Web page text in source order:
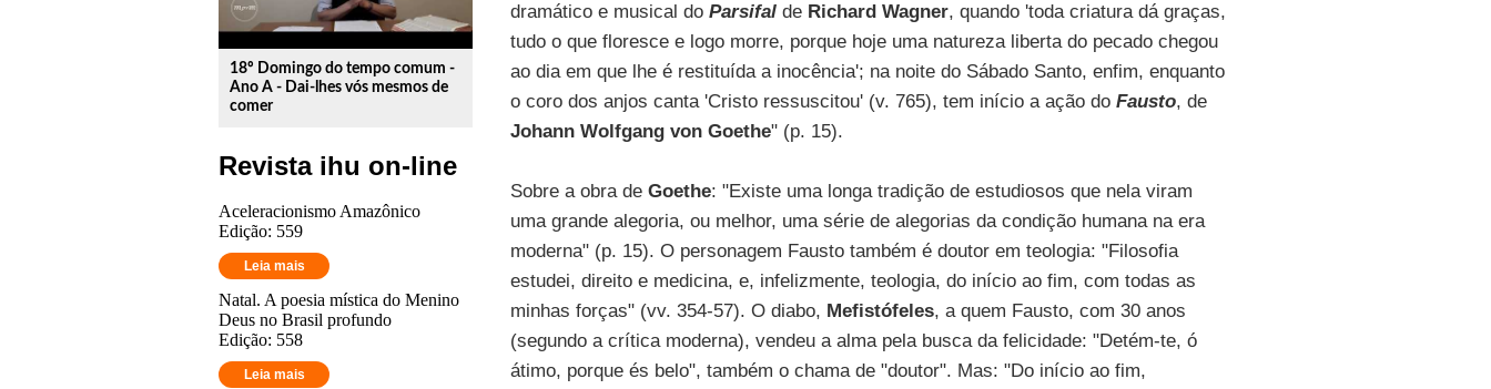
18º Domingo do tempo comum -
Ano A - Dai-lhes vós mesmos de
comer
Revista ihu on-line
Aceleracionismo Amazônico
Edição: 559
Leia mais
Natal. A poesia mística do Menino
Deus no Brasil profundo
Edição: 558
Leia mais
dramático e musical do Parsifalde Richard Wagner, quando 'toda criatura dá graças,
tudo o que floresce e logo morre, porque hoje uma natureza liberta do pecado chegou
ao dia em que lhe é restituída a inocência'; na noite do Sábado Santo, enfim, enquanto
o coro dos anjos canta 'Cristo ressuscitou' (v. 765), tem início a ação do Fausto, de
Johann Wolfgang von Goethe" (p. 15).
Sobre a obra de Goethe: "Existe uma longa tradição de estudiosos que nela viram
uma grande alegoria, ou melhor, uma série de alegorias da condição humana na era
moderna" (p. 15). O personagem Fausto também é doutor em teologia: "Filosofia
estudei, direito e medicina, e, infelizmente, teologia, do início ao fim, com todas as
minhas forças" (vv. 354-57). O diabo, Mefistófeles, a quem Fausto, com 30 anos
(segundo a crítica moderna), vendeu a alma pela busca da felicidade: "Detém-te, ó
átimo, porque és belo", também o chama de "doutor". Mas: "Do início ao fim,